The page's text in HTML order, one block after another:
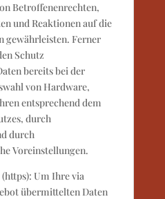
Betroffenenrechten,
und Reaktionen auf die
gewährleisten. Ferner
Schutz
bereits bei der
von Hardware,
entsprechend dem
durch
durch
Voreinstellungen.
Um Ihre via
übermittelten Daten